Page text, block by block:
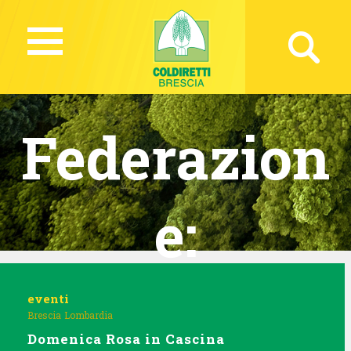
Federazion
e:
Lombardia
eventi
Brescia Lombardia
Domenica Rosa in Cascina